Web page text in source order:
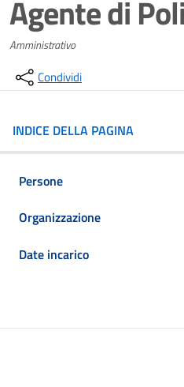
Agente di
Amministrativo
Condividi
INDICE DELLA PAGINA
Persone
Organizzazione
Date incarico